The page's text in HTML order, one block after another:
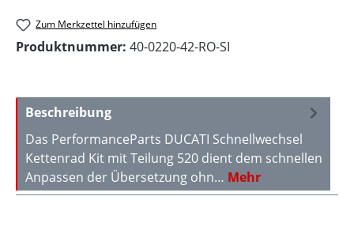
Zum Merkzettel hinzufügen
Produktnummer: 40-0220-42-RO-SI
Beschreibung
Das PerformanceParts DUCATI Schnellwechsel
Kettenrad Kit mit Teilung 520 dient dem schnellen
Anpassen der Übersetzung ohn… Mehr